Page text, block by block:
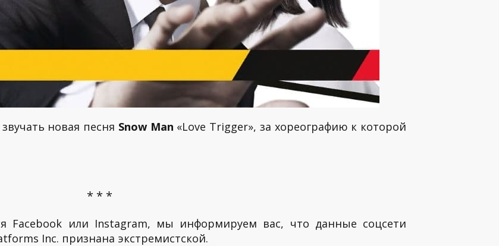
новая песня Snow Man «Love Trigger», за хореографию к которой
* * *
Facebook или Instagram, мы информируем вас, что данные соцсети
Inc. признана экстремистской.